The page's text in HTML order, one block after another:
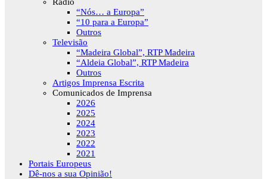
“Nós… a Europa”
“10 para a Europa”
Outros
Televisão
“Madeira Global”, RTP Madeira
“Aldeia Global”, RTP Madeira
Outros
Artigos Imprensa Escrita
Comunicados de Imprensa
2026
2025
2024
2023
2022
2021
Portais Europeus
Dê-nos a sua Opinião!